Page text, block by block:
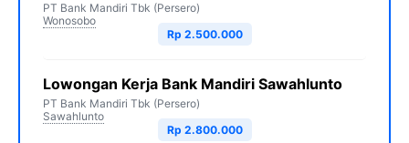
PT Bank Mandiri Tbk (Persero)
Wonosobo
Rp 2.500.000
Lowongan Kerja Bank Mandiri Sawahlunto
PT Bank Mandiri Tbk (Persero)
Sawahlunto
Rp 2.800.000